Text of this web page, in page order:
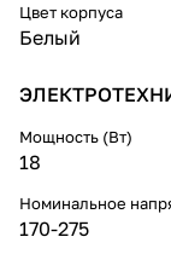
Цвет корпуса
Белый
Мощность (Вт)
18
Номинальное
170-275